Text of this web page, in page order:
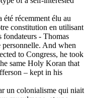
été récemment élu au
constitution en utilisant
fondateurs - Thomas
And when
to Congress, he took
same Holy Koran that
– kept in his
un colonialisme qui niait